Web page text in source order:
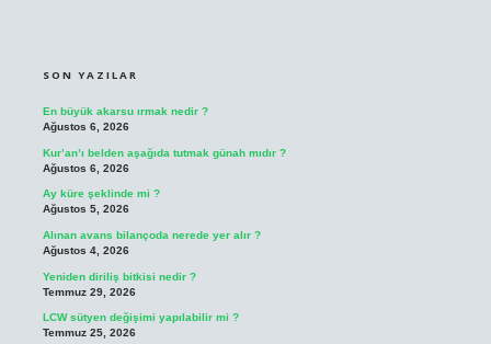
SON YAZILAR
En büyük akarsu ırmak nedir ?
Ağustos 6, 2026
Kur’an’ı belden aşağıda tutmak günah mıdır ?
Ağustos 6, 2026
Ay küre şeklinde mi ?
Ağustos 5, 2026
Alınan avans bilançoda nerede yer alır ?
Ağustos 4, 2026
Yeniden diriliş bitkisi nedir ?
Temmuz 29, 2026
LCW sütyen değişimi yapılabilir mi ?
Temmuz 25, 2026